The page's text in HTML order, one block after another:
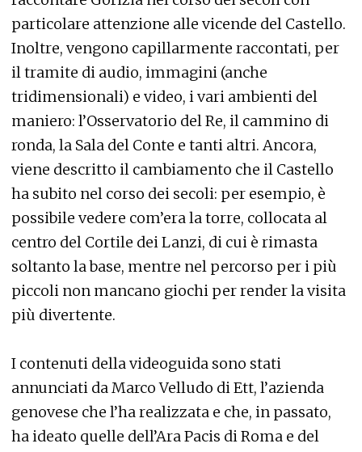
particolare attenzione alle vicende del Castello.
Inoltre, vengono capillarmente raccontati, per
il tramite di audio, immagini (anche
tridimensionali) e video, i vari ambienti del
maniero: l’Osservatorio del Re, il cammino di
ronda, la Sala del Conte e tanti altri. Ancora,
viene descritto il cambiamento che il Castello
ha subito nel corso dei secoli: per esempio, è
possibile vedere com’era la torre, collocata al
centro del Cortile dei Lanzi, di cui è rimasta
soltanto la base, mentre nel percorso per i più
piccoli non mancano giochi per render la visita
più divertente.
I contenuti della videoguida sono stati
annunciati da Marco Velludo di Ett, l’azienda
genovese che l’ha realizzata e che, in passato,
ha ideato quelle dell’Ara Pacis di Roma e del